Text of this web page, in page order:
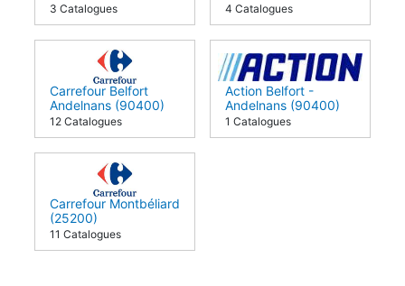
(90800)
3 Catalogues
Trevenans (90400)
4 Catalogues
Carrefour Belfort
Andelnans (90400)
12 Catalogues
Action Belfort -
Andelnans (90400)
1 Catalogues
Carrefour Montbéliard
(25200)
11 Catalogues